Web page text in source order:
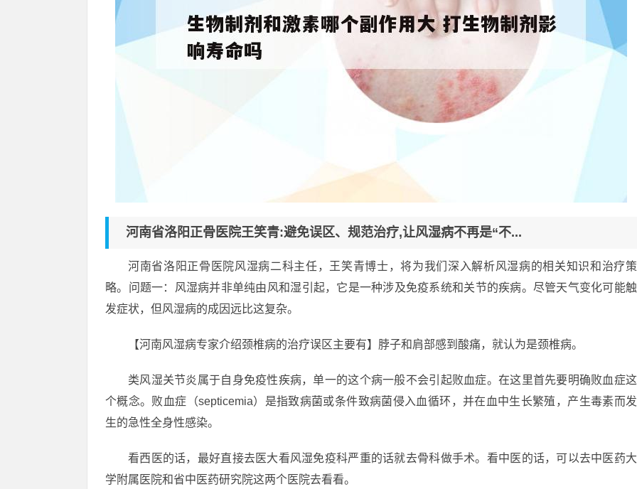
河南省洛阳正骨医院王笑青:避免误区、规范治疗,让风湿病不再是“不...
河南省洛阳正骨医院风湿病二科主任，王笑青博士，将为我们深入解析风湿病的相关知识和治疗策
略。问题一：风湿病并非单纯由风和湿引起，它是一种涉及免疫系统和关节的疾病。尽管天气变化可能触
发症状，但风湿病的成因远比这复杂。
【河南风湿病专家介绍颈椎病的治疗误区主要有】脖子和肩部感到酸痛，就认为是颈椎病。
类风湿关节炎属于自身免疫性疾病，单一的这个病一般不会引起败血症。在这里首先要明确败血症这
个概念。败血症（septicemia）是指致病菌或条件致病菌侵入血循环，并在血中生长繁殖，产生毒素而发
生的急性全身性感染。
看西医的话，最好直接去医大看风湿免疫科严重的话就去骨科做手术。看中医的话，可以去中医药大
学附属医院和省中医药研究院这两个医院去看看。